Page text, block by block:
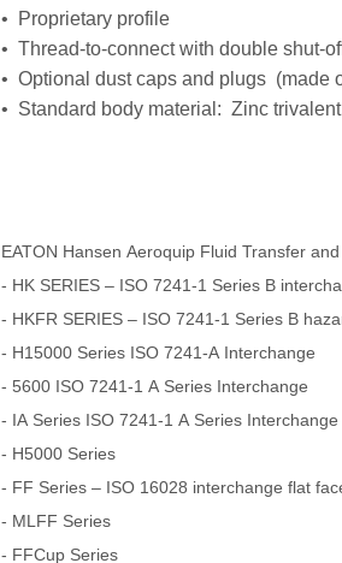
• Proprietary profile
• Thread-to-connect with double shut-
• Optional dust caps and plugs (made
• Standard body material: Zinc
EATON Hansen Aeroquip Fluid Transfer
- HK SERIES – ISO 7241-1 Series B
- HKFR SERIES – ISO 7241-1 Series B
- H15000 Series ISO 7241-A Interchange
- 5600 ISO 7241-1 A Series Interchange
- IA Series ISO 7241-1 A Series Interchange
- H5000 Series
- FF Series – ISO 16028 interchange flat
- MLFF Series
- FFCup Series